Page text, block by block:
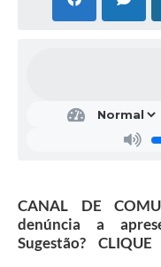
CANAL DE
denúncia a
Sugestão?